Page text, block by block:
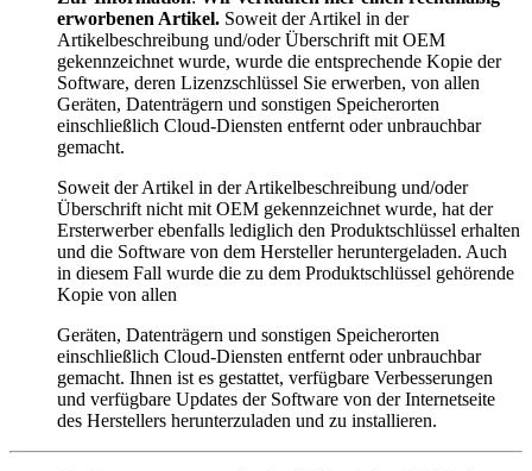
erworbenen Artikel. Soweit der Artikel in der
Artikelbeschreibung und/oder Überschrift mit OEM
gekennzeichnet wurde, wurde die entsprechende Kopie der
Software, deren Lizenzschlüssel Sie erwerben, von allen
Geräten, Datenträgern und sonstigen Speicherorten
einschließlich Cloud-Diensten entfernt oder unbrauchbar
gemacht.
Soweit der Artikel in der Artikelbeschreibung und/oder
Überschrift nicht mit OEM gekennzeichnet wurde, hat der
Ersterwerber ebenfalls lediglich den Produktschlüssel erhalten
und die Software von dem Hersteller heruntergeladen. Auch
in diesem Fall wurde die zu dem Produktschlüssel gehörende
Kopie von allen
Geräten, Datenträgern und sonstigen Speicherorten
einschließlich Cloud-Diensten entfernt oder unbrauchbar
gemacht. Ihnen ist es gestattet, verfügbare Verbesserungen
und verfügbare Updates der Software von der Internetseite
des Herstellers herunterzuladen und zu installieren.